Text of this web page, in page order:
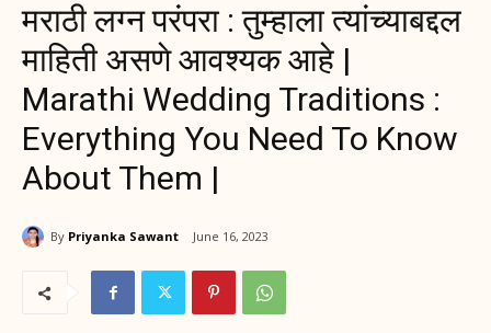
मराठी लग्न परंपरा : तुम्हाला त्यांच्याबद्दल
माहिती असणे आवश्यक आहे |
Marathi Wedding Traditions :
Everything You Need To Know
About Them |
By Priyanka Sawant June 16, 2023